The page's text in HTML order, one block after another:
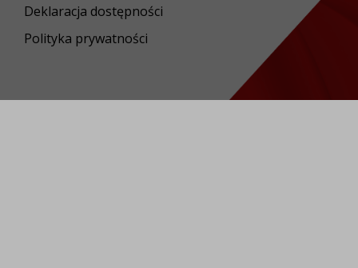
Deklaracja dostępności
Polityka prywatności